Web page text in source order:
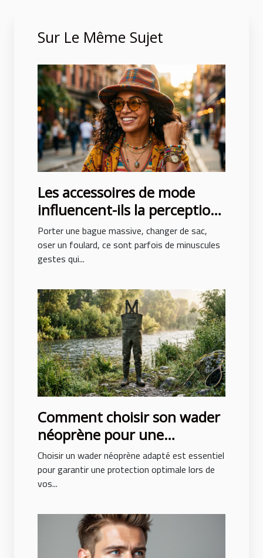
Sur Le Même Sujet
Les accessoires de mode
influencent-ils la perception
de soi ?
Porter une bague massive, changer de sac,
oser un foulard, ce sont parfois de minuscules
gestes qui...
Comment choisir son wader
néoprène pour une
protection optimale ?
Choisir un wader néoprène adapté est essentiel
pour garantir une protection optimale lors de
vos...